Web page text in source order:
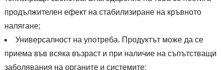
продължителен ефект на стабилизиране на кръвното
налягане;
Универсалност на употреба. Продуктът може да се
приема във всяка възраст и при наличие на съпътстващи
заболявания на органите и системите;